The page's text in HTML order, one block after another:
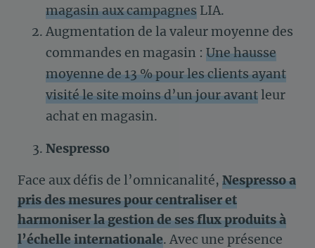
magasin aux campagnes LIA.
Augmentation de la valeur moyenne des
commandes en magasin : Une hausse
moyenne de 13 % pour les clients ayant
visité le site moins d’un jour avantleur
achat en magasin.
Nespresso
Face aux défis de l’omnicanalité, Nespresso a
pris des mesures pour centraliser et
harmoniser la gestion de ses flux produits à
l’échelle internationale. Avec une présence